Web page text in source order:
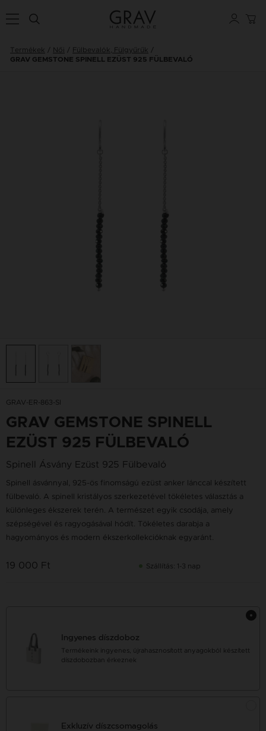
Termékek Női Fülbevalók, Fülgyűrűk
GRAV GEMSTONE SPINELL EZÜST 925 FÜLBEVALÓ
GRAV-ER-863-SI
GRAV GEMSTONE SPINELL
EZÜST 925 FÜLBEVALÓ
Spinell Ásvány Ezüst 925 Fülbevaló
Spinell ásvánnyal, 925-ös finomságú ezüst anker lánccal készített
fülbevaló. A spinell kristályos szerkezetével tökéletes választás a
különleges ékszerek terén. A természet egyik csodája, amely
szépségével és ragyogásával hódít. Tökéletes darabja a
hagyományos és modern ékszerkollekcióknak egyaránt.
19 000 Ft Szállítás: 1-3 nap
Ingyenes díszdoboz
Termékeink ingyenes, újrahasznosított anyagokból készített
díszdobozban érkeznek
Exkluzív díszcsomagolás